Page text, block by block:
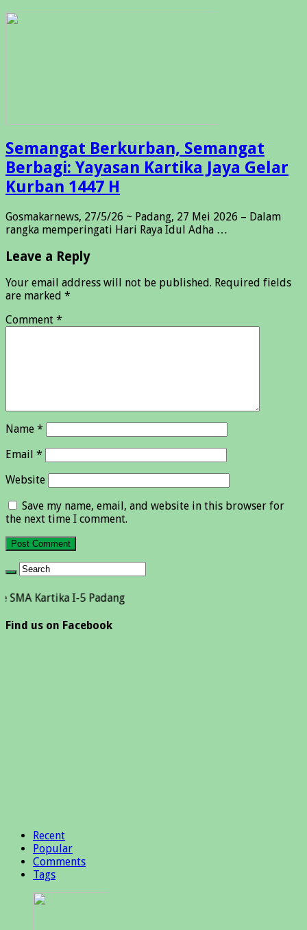
Semangat Berkurban, Semangat
Berbagi: Yayasan Kartika Jaya Gelar
Kurban 1447 H
Gosmakarnews, 27/5/26 ~ Padang, 27 Mei 2026 – Dalam
rangka memperingati Hari Raya Idul Adha …
Leave a Reply
Your email address will not be published. Required fields
are marked *
Comment *
Name *
Email *
Website
Save my name, email, and website in this browser for
the next time I comment.
I-5 Padang
Find us on Facebook
Recent
Popular
Comments
Tags